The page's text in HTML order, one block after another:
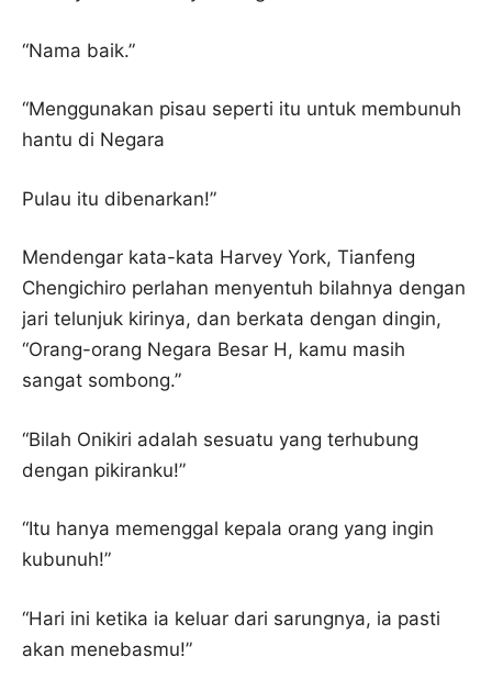
“Nama baik.”
“Menggunakan pisau seperti itu untuk membunuh
hantu di Negara
Pulau itu dibenarkan!”
Mendengar kata-kata Harvey York, Tianfeng
Chengichiro perlahan menyentuh bilahnya dengan
jari telunjuk kirinya, dan berkata dengan dingin,
“Orang-orang Negara Besar H, kamu masih
sangat sombong.”
“Bilah Onikiri adalah sesuatu yang terhubung
dengan pikiranku!”
“Itu hanya memenggal kepala orang yang ingin
kubunuh!”
“Hari ini ketika ia keluar dari sarungnya, ia pasti
akan menebasmu!”